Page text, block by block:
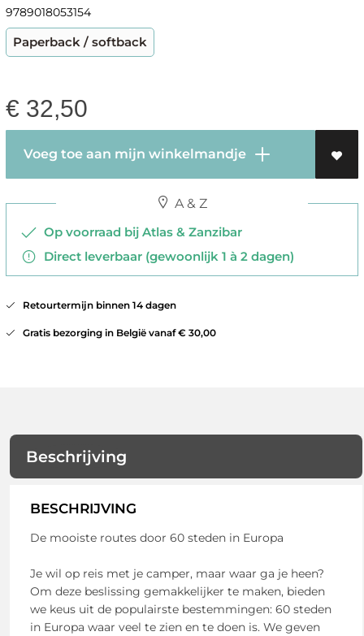
9789018053154
Paperback / softback
€ 32,50
Voeg toe aan mijn winkelmandje
A & Z
Op voorraad bij Atlas & Zanzibar
Direct leverbaar (gewoonlijk 1 à 2 dagen)
Retourtermijn binnen 14 dagen
Gratis bezorging in België vanaf € 30,00
Beschrijving
BESCHRIJVING
De mooiste routes door 60 steden in Europa
Je wil op reis met je camper, maar waar ga je heen?
Om deze beslissing gemakkelijker te maken, bieden
we keus uit de populairste bestemmingen: 60 steden
in Europa waar veel te zien en te doen is. We geven